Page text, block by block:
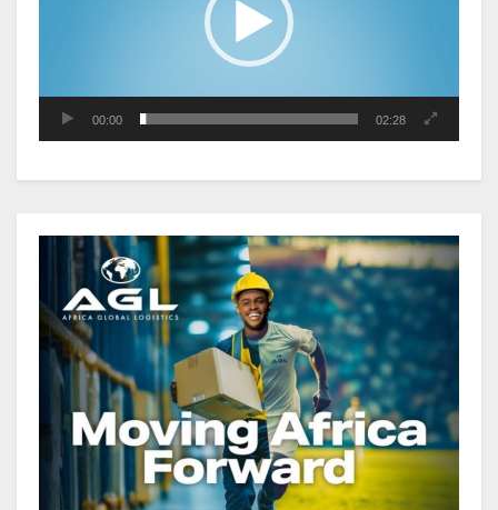
Cameroun : L’encours de la dette
publique s’établit à 15 607 milliards
représentant 44,2 % du PIB
améliorer la performance des
projets
Sécurité sociale : Le Gabon et le
Burkina Faso procèdent à la
reddition des comptes des
exercices 2023, 2024 et 2025
Gabon : Les paiements d’intérêts
de la dette absorbent 20 à 30 % des
recettes, tandis que le service
00:00 02:28